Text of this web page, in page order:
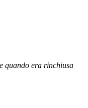
quando era rinchiusa